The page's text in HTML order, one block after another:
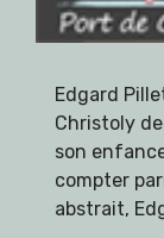
Edgard
Christoly
son
compter
abstrait,